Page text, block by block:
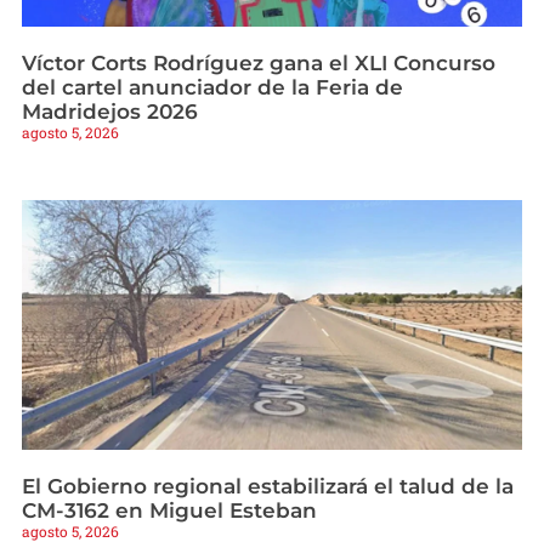
Víctor Corts Rodríguez gana el XLI Concurso
del cartel anunciador de la Feria de
Madridejos 2026
agosto 5, 2026
El Gobierno regional estabilizará el talud de la
CM-3162 en Miguel Esteban
agosto 5, 2026